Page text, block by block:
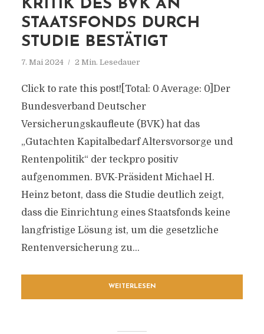
KRITIK DES BVK AN
STAATSFONDS DURCH
STUDIE BESTÄTIGT
7. Mai 2024 2 Min. Lesedauer
Click to rate this post![Total: 0 Average: 0]Der
Bundesverband Deutscher
Versicherungskaufleute (BVK) hat das
„Gutachten Kapitalbedarf Altersvorsorge und
Rentenpolitik“ der teckpro positiv
aufgenommen. BVK-Präsident Michael H.
Heinz betont, dass die Studie deutlich zeigt,
dass die Einrichtung eines Staatsfonds keine
langfristige Lösung ist, um die gesetzliche
Rentenversicherung zu...
WEITERLESEN